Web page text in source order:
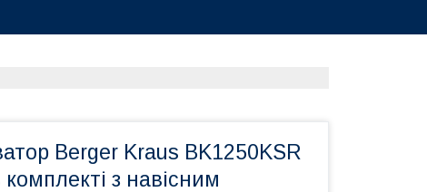
Berger Kraus BK1250KSR
з навісним